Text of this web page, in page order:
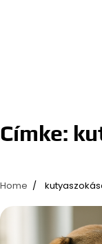
Címke:
Home